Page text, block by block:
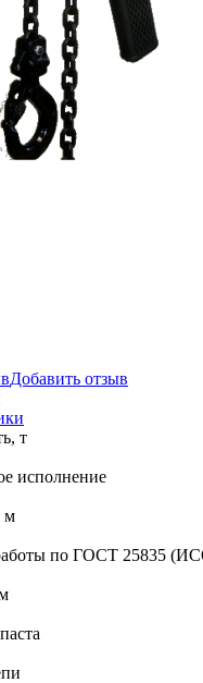
Добавить отзыв
т
исполнение
м
по ГОСТ 25835